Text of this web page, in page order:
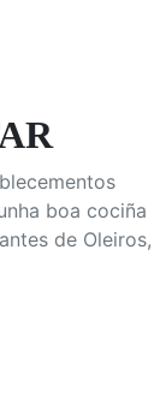
boa cociña
de Oleiros,